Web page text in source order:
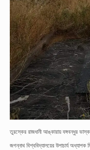
তুরস্কের রাজধানী আঙ্কারায় বঙ্গবন্ধুর
জগন্নাথ বিশ্ববিদ্যালয়ের উপাচার্য